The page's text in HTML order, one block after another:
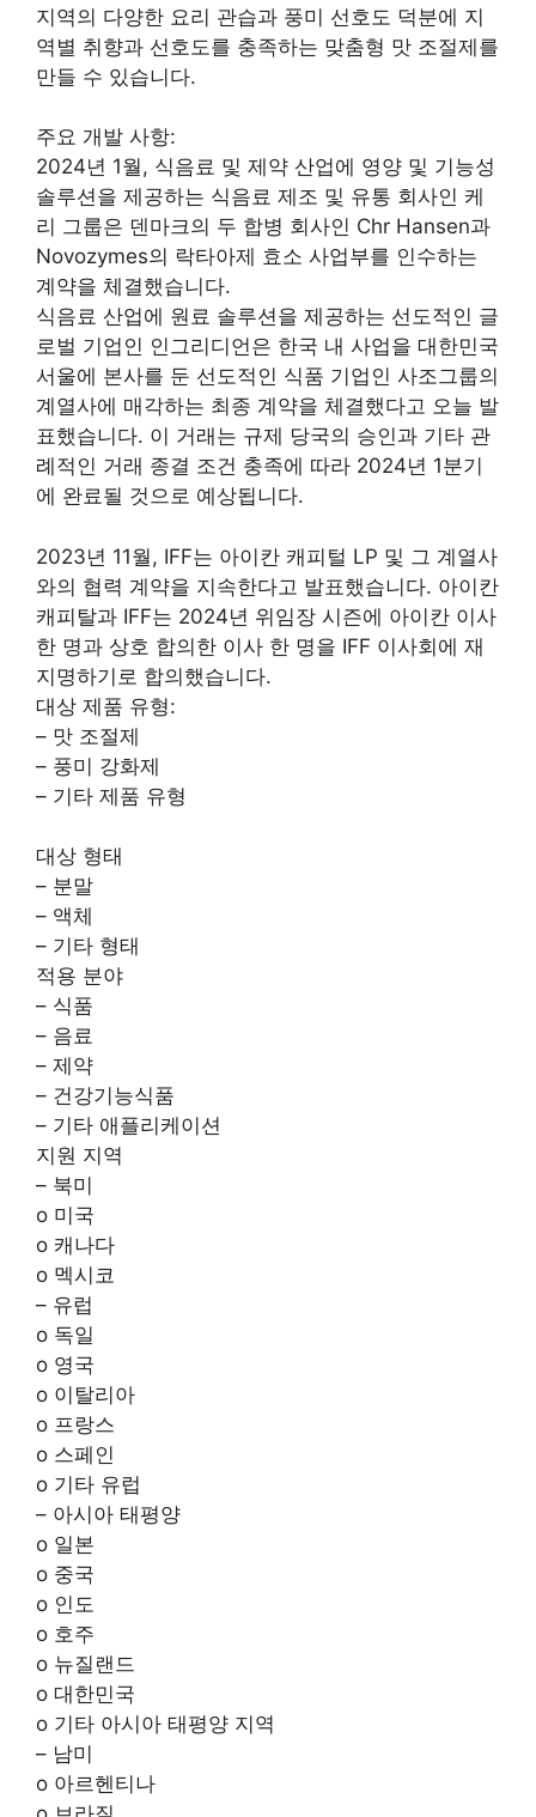
지역의 다양한 요리 관습과 풍미 선호도 덕분에 지
역별 취향과 선호도를 충족하는 맞춤형 맛 조절제를
만들 수 있습니다.
주요 개발 사항:
2024년 1월, 식음료 및 제약 산업에 영양 및 기능성
솔루션을 제공하는 식음료 제조 및 유통 회사인 케
리 그룹은 덴마크의 두 합병 회사인 Chr Hansen과
Novozymes의 락타아제 효소 사업부를 인수하는
계약을 체결했습니다.
식음료 산업에 원료 솔루션을 제공하는 선도적인 글
로벌 기업인 인그리디언은 한국 내 사업을 대한민국
서울에 본사를 둔 선도적인 식품 기업인 사조그룹의
계열사에 매각하는 최종 계약을 체결했다고 오늘 발
표했습니다. 이 거래는 규제 당국의 승인과 기타 관
례적인 거래 종결 조건 충족에 따라 2024년 1분기
에 완료될 것으로 예상됩니다.
2023년 11월, IFF는 아이칸 캐피털 LP 및 그 계열사
와의 협력 계약을 지속한다고 발표했습니다. 아이칸
캐피탈과 IFF는 2024년 위임장 시즌에 아이칸 이사
한 명과 상호 합의한 이사 한 명을 IFF 이사회에 재
지명하기로 합의했습니다.
대상 제품 유형:
– 맛 조절제
– 풍미 강화제
– 기타 제품 유형
대상 형태
– 분말
– 액체
– 기타 형태
적용 분야
– 식품
– 음료
– 제약
– 건강기능식품
– 기타 애플리케이션
지원 지역
– 북미
o 미국
o 캐나다
o 멕시코
– 유럽
o 독일
o 영국
o 이탈리아
o 프랑스
o 스페인
o 기타 유럽
– 아시아 태평양
o 일본
o 중국
o 인도
o 호주
o 뉴질랜드
o 대한민국
o 기타 아시아 태평양 지역
– 남미
o 아르헨티나